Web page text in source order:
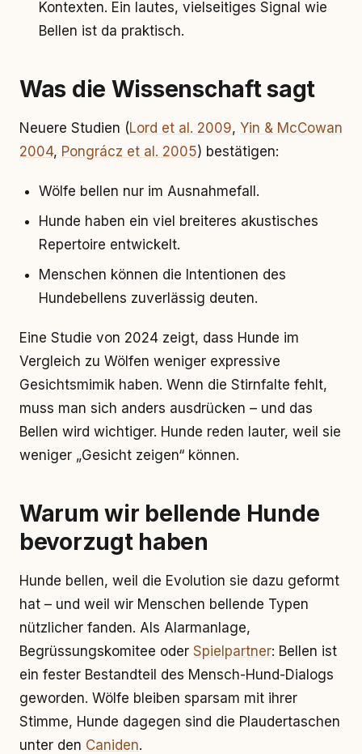
Kontexten. Ein lautes, vielseitiges Signal wie
Bellen ist da praktisch.
Was die Wissenschaft sagt
Neuere Studien (Lord et al. 2009, Yin & McCowan
2004, Pongrácz et al. 2005) bestätigen:
Wölfe bellen nur im Ausnahmefall.
Hunde haben ein viel breiteres akustisches
Repertoire entwickelt.
Menschen können die Intentionen des
Hundebellens zuverlässig deuten.
Eine Studie von 2024 zeigt, dass Hunde im
Vergleich zu Wölfen weniger expressive
Gesichtsmimik haben. Wenn die Stirnfalte fehlt,
muss man sich anders ausdrücken – und das
Bellen wird wichtiger. Hunde reden lauter, weil sie
weniger „Gesicht zeigen“ können.
Warum wir bellende Hunde
bevorzugt haben
Hunde bellen, weil die Evolution sie dazu geformt
hat – und weil wir Menschen bellende Typen
nützlicher fanden. Als Alarmanlage,
Begrüssungskomitee oder Spielpartner: Bellen ist
ein fester Bestandteil des Mensch-Hund-Dialogs
geworden. Wölfe bleiben sparsam mit ihrer
Stimme, Hunde dagegen sind die Plaudertaschen
unter den Caniden.